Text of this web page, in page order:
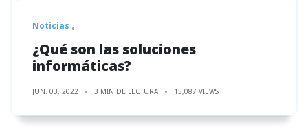
Noticias
¿Qué son las soluciones
informáticas?
JUN. 03, 2022 3 MIN DE LECTURA 15,087 VIEWS